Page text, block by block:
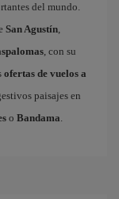
del mundo.
San Agustín,
, con su
ofertas de vuelos a
paisajes en
o Bandama.